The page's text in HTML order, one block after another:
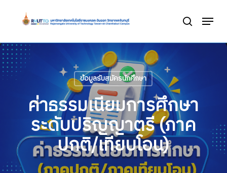
content
search
Menu
ข้อมูลรับสมัครนักศึกษา
ค่าธรรมเนียมการศึกษา
ระดับปริญญาตรี (ภาค
ปกติ/เทียบโอน)
Menu